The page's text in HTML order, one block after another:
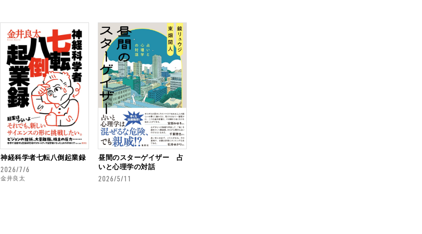
神経科学者七転八倒起業録
2026/7/6
金井良太
昼間のスターゲイザー 占
いと心理学の対話
2026/5/11